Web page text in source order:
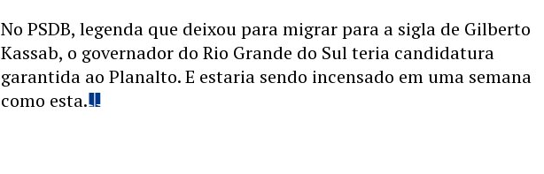
No PSDB, legenda que deixou para migrar para a sigla de Gilberto
Kassab, o governador do Rio Grande do Sul teria candidatura
garantida ao Planalto. E estaria sendo incensado em uma semana
como esta.